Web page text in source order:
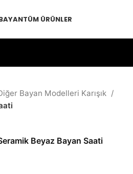
TÜM ÜRÜNLER
Bayan Modelleri Karışık
Beyaz Bayan Saati